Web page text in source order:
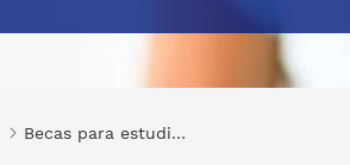
Becas para estudios en el exterior